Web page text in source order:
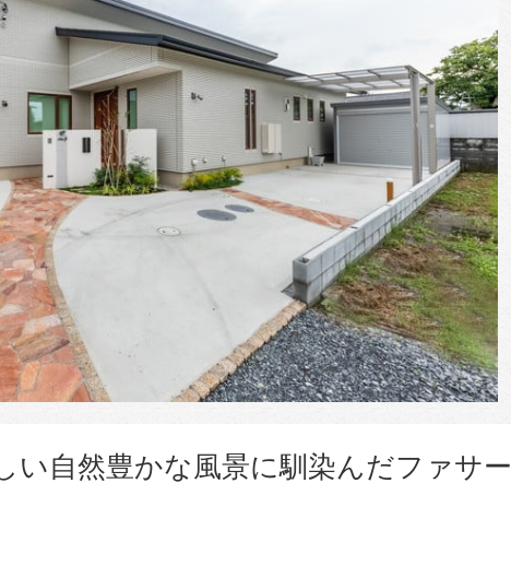
い自然豊かな風景に馴染んだファサー